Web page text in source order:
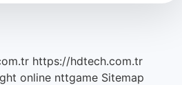
https://hdtech.com.tr
online nttgame Sitemap